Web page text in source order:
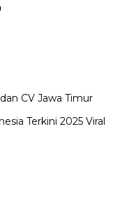
CV Jawa Timur
Terkini 2025 Viral